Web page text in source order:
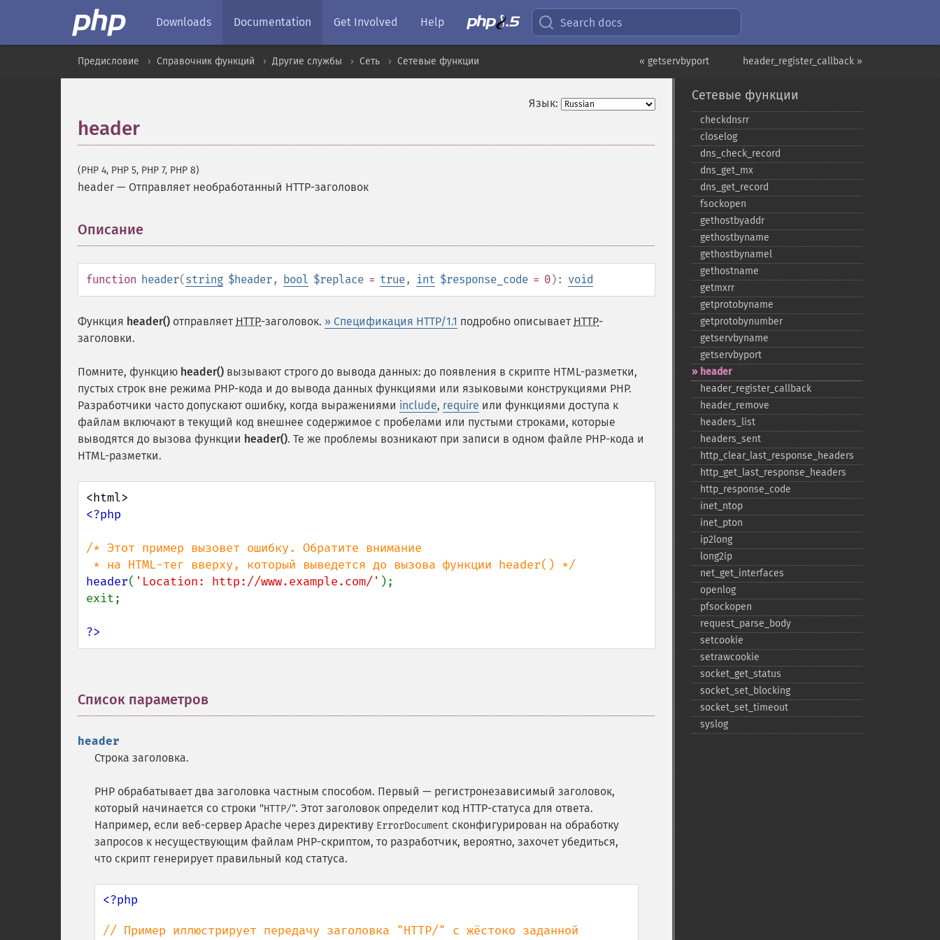
Downloads Documentation Get Involved Help Search docs
header_register_callback »
« getservbyport
Предисловие Справочник функций Другие службы Сеть Сетевые функции
Язык:
header
(PHP 4, PHP 5, PHP 7, PHP 8)
header — Отправляет необработанный HTTP-заголовок
Описание
function header(string $header, bool $replace = true, int $response_code = 0): void
Функция header() отправляет HTTP-заголовок. » Спецификация HTTP/1.1 подробно описывает HTTP-
заголовки.
Помните, функцию header() вызывают строго до вывода данных: до появления в скрипте HTML-разметки,
пустых строк вне режима PHP-кода и до вывода данных функциями или языковыми конструкциями PHP.
Разработчики часто допускают ошибку, когда выражениями include, require или функциями доступа к
файлам включают в текущий код внешнее содержимое с пробелами или пустыми строками, которые
выводятся до вызова функции header(). Те же проблемы возникают при записи в одном файле PHP-кода и
HTML-разметки.
<?php
/* Этот пример вызовет ошибку. Обратите внимание
header( 'Location: http://www.example.com/' );
exit;
?>
Список параметров
header
Строка заголовка.
PHP обрабатывает два заголовка частным способом. Первый — регистронезависимый заголовок,
который начинается со строки "HTTP/". Этот заголовок определит код HTTP-статуса для ответа.
Например, если веб-сервер Apache через директиву ErrorDocument сконфигурирован на обработку
запросов к несуществующим файлам PHP-скриптом, то разработчик, вероятно, захочет убедиться,
что скрипт генерирует правильный код статуса.
<?php
// Пример иллюстрирует передачу заголовка "HTTP/" с жёстоко заданной
Сетевые функции
checkdnsrr
closelog
dns_​check_​record
dns_​get_​mx
dns_​get_​record
fsockopen
gethostbyaddr
gethostbyname
gethostbynamel
gethostname
getmxrr
getprotobyname
getprotobynumber
getservbyname
getservbyport
header
header_​register_​callback
header_​remove
headers_​list
headers_​sent
http_​clear_​last_​response_​headers
http_​get_​last_​response_​headers
http_​response_​code
inet_​ntop
inet_​pton
ip2long
long2ip
net_​get_​interfaces
openlog
pfsockopen
request_​parse_​body
setcookie
setrawcookie
socket_​get_​status
socket_​set_​blocking
socket_​set_​timeout
syslog